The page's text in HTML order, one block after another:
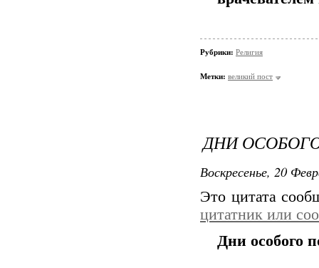
Рубрики: Религия
Метки: великий пост
ДНИ
Воскресенье, 20
Это цитата
цитатник или
Дни особого